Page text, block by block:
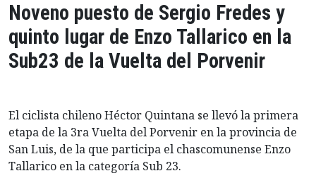
Noveno puesto de Sergio Fredes y
quinto lugar de Enzo Tallarico en la
Sub23 de la Vuelta del Porvenir
El ciclista chileno Héctor Quintana se llevó la primera
etapa de la 3ra Vuelta del Porvenir en la provincia de
San Luis, de la que participa el chascomunense Enzo
Tallarico en la categoría Sub 23.